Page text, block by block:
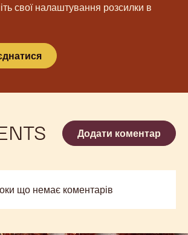
свої налаштування розсилки в
Додати коментар
що немає коментарів